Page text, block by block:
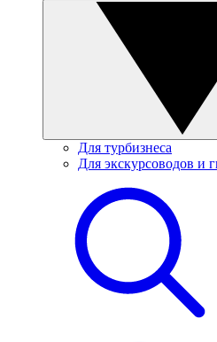
Для турбизнеса
Для экскурсоводов и